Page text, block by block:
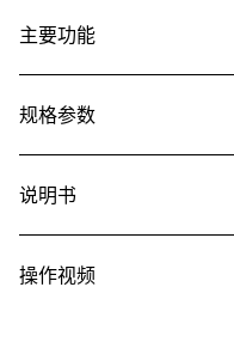
主要功能
规格参数
说明书
操作视频